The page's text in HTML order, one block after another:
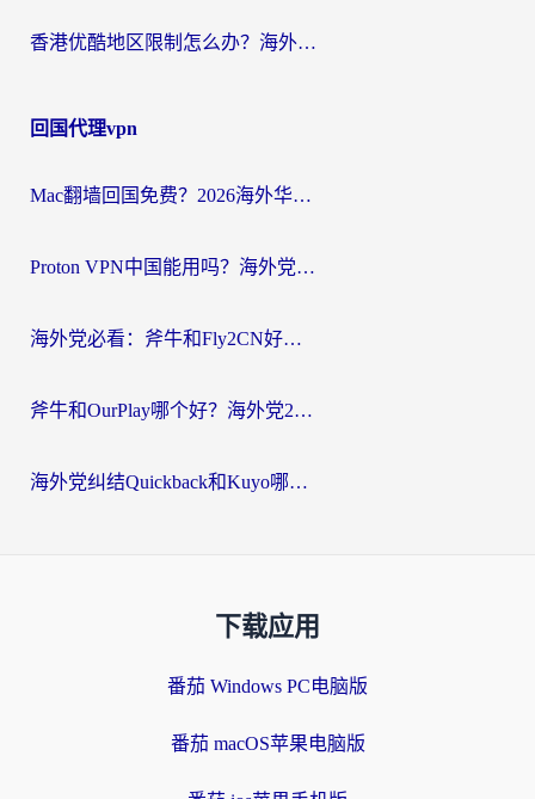
香港优酷地区限制怎么办？海外党亲测有效的追剧解决方案
回国代理vpn
Mac翻墙回国免费？2026海外华人亲测：从CCTV5直播到国内APP，这样选加速器才靠谱
Proton VPN中国能用吗？海外党选回国加速器的避坑指南（附番茄加速器实测）
海外党必看：斧牛和Fly2CN好用吗？3招教你选对回国加速器（附免费试用攻略）
斧牛和OurPlay哪个好？海外党2026亲测：选对加速器，国内资源秒加载
海外党纠结Quickback和Kuyo哪个好？选对回国加速器才能无缝刷国内资源
下载应用
番茄 Windows PC电脑版
番茄 macOS苹果电脑版